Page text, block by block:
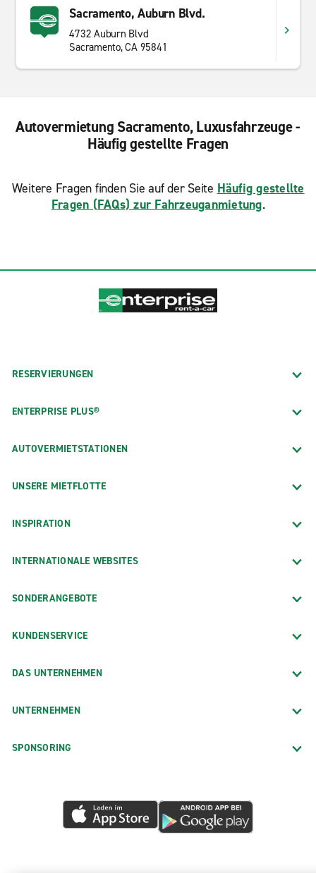
Sacramento, Auburn Blvd.
4732 Auburn Blvd
Sacramento, CA 95841
Autovermietung Sacramento, Luxusfahrzeuge -
Häufig gestellte Fragen
Weitere Fragen finden Sie auf der Seite Häufig gestellte
Fragen (FAQs) zur Fahrzeuganmietung.
RESERVIERUNGEN
ENTERPRISE PLUS®
AUTOVERMIETSTATIONEN
UNSERE MIETFLOTTE
INSPIRATION
INTERNATIONALE WEBSITES
SONDERANGEBOTE
KUNDENSERVICE
DAS UNTERNEHMEN
UNTERNEHMEN
SPONSORING